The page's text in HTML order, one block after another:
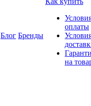
Блог Бренды
оплаты
на